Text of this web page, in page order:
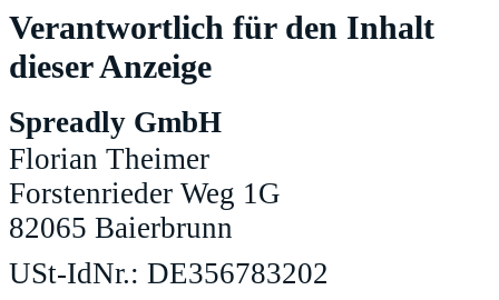
Verantwortlich für den Inhalt
dieser Anzeige
Spreadly GmbH
Florian Theimer
Forstenrieder Weg 1G
82065 Baierbrunn
USt-IdNr.: DE356783202